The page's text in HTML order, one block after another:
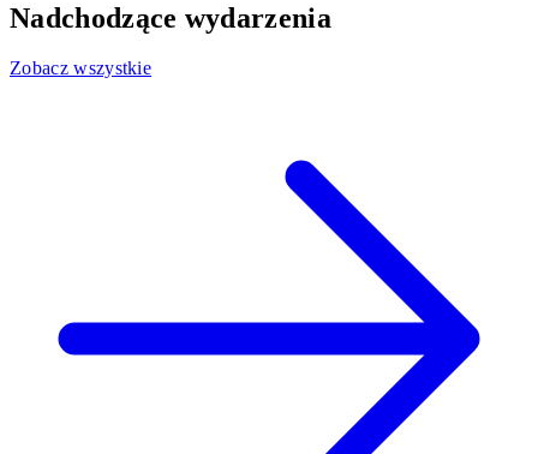
Nadchodzące wydarzenia
Zobacz wszystkie